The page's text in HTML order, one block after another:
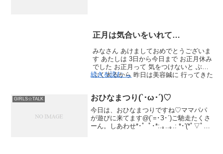
正月は気合いをいれて…
みなさん あけましておめでとうございま
す あたしは 3日から今日まで お正月休み
でした お正月って 気をつけないと ぶく
ぶく太るから 昨日は美容鍼に 行ってきた
続きを読む→
GIRLS☆TALK おひなまつり(`･ω･´)♡
今日は、おひなまつりですね♡ママパパ
が遊びに来てます@(`=･З･´)ご馳走たくさ
ーん。しあわせ*･゜ﾟ･*:.｡..｡.: *･'(*ﾟ▽ﾟ